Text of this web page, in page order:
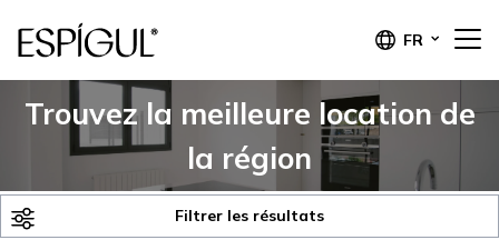
FR
Trouvez la meilleure location de
la région
Filtrer les résultats